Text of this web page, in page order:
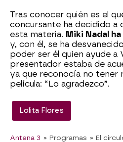
Tras conocer quién es el
concursante ha decidido a
esta materia. Miki Nadal
y, con él, se ha
poder ser él quien ayude a
presentador estaba de
ya que reconocía no tener
película: “Lo agradezco”.
Lolita Flores
Antena 3 » Programas » El